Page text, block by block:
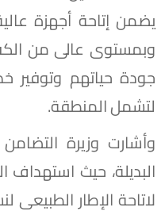
يضمن إتاحة أجهزة
وبمستوى عالى من
جودة حياتهم وتوفير
لتشمل المنطقة.
وأشارت وزيرة
البديلة، حيث
لاتاحة الإطار